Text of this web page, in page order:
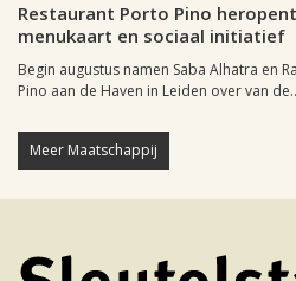
Restaurant Porto Pino
menukaart en sociaal initiatief
Begin augustus namen Saba Alhatra en
Pino aan de Haven in Leiden over van
Meer Maatschappij